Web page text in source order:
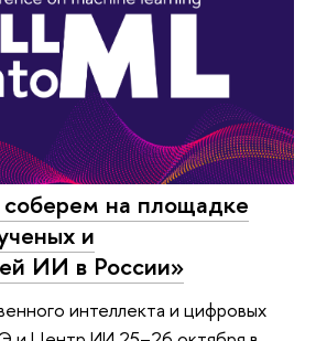
соберем на площадке
и
ИИ в России»
интеллекта и цифровых